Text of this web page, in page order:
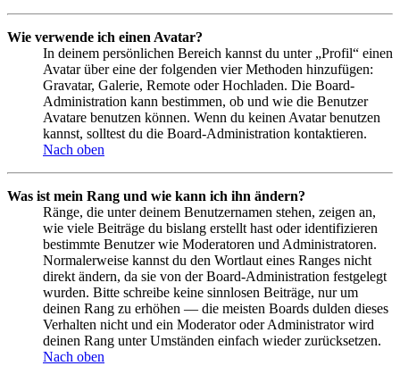
Wie verwende ich einen Avatar?
In deinem persönlichen Bereich kannst du unter „Profil“ einen
Avatar über eine der folgenden vier Methoden hinzufügen:
Gravatar, Galerie, Remote oder Hochladen. Die Board-
Administration kann bestimmen, ob und wie die Benutzer
Avatare benutzen können. Wenn du keinen Avatar benutzen
kannst, solltest du die Board-Administration kontaktieren.
Nach oben
Was ist mein Rang und wie kann ich ihn ändern?
Ränge, die unter deinem Benutzernamen stehen, zeigen an,
wie viele Beiträge du bislang erstellt hast oder identifizieren
bestimmte Benutzer wie Moderatoren und Administratoren.
Normalerweise kannst du den Wortlaut eines Ranges nicht
direkt ändern, da sie von der Board-Administration festgelegt
wurden. Bitte schreibe keine sinnlosen Beiträge, nur um
deinen Rang zu erhöhen — die meisten Boards dulden dieses
Verhalten nicht und ein Moderator oder Administrator wird
deinen Rang unter Umständen einfach wieder zurücksetzen.
Nach oben